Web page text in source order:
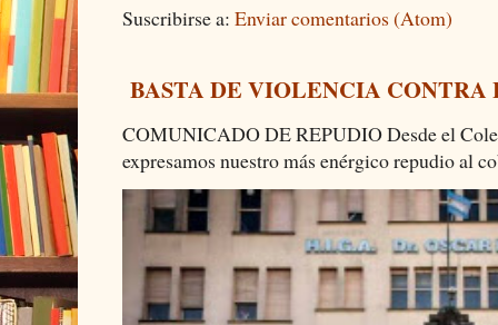
Suscribirse a: Enviar comentarios (Atom)
BASTA DE VIOLENCIA
COMUNICADO DE REPUDIO Desde el
expresamos nuestro más enérgico repudio al